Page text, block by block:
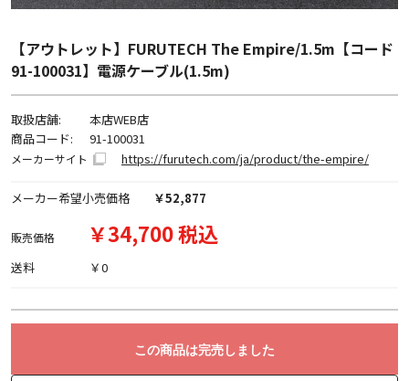
【アウトレット】FURUTECH The Empire/1.5m【コード
91-100031】電源ケーブル(1.5m)
取扱店舗:
本店WEB店
商品コード:
91-100031
メーカーサイト https://furutech.com/ja/product/the-empire/
メーカー希望小売価格 ￥52,877
販売価格 ￥34,700 税込
送料 ￥0
この商品は完売しました